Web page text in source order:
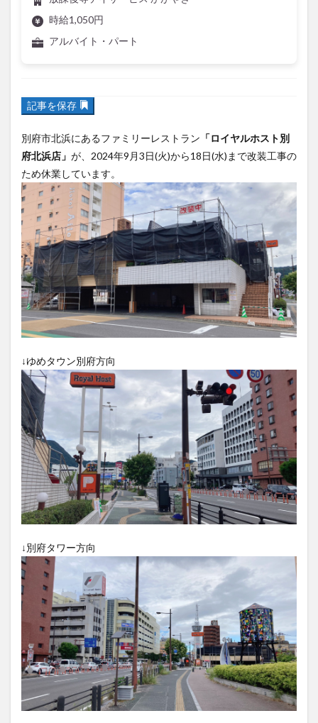
時給1,050円
アルバイト・パート
別府市北浜にあるファミリーレストラン
府北浜店」が、2024年9月3日(火)から18日(水)まで改装工事の
ため休業しています。
↓ゆめタウン別府方向
↓別府タワー方向
「ロイヤルホスト別府北浜店」には、臨時休業のお知らせが
トキハ本店
ハンバーグ
ハーモニーランド
フルーツ
ホーバークラフト
ミヤマキリシマ
ラクテンチ
ラバーダック
リンクスクエア
レトロ
レンタサイクル
中央町
中津市 中華料理 九重町
佐伯市
佐伯市ランチ 佐賀関
体験レポ
保護猫
催事 公園 冬 初詣
別府
別府市
別府観光 古国府 古墳
古物
古着
台湾料理 和菓子
和食
国東市
地獄めぐり 城島高原パーク
壁画
大分グルメ
大分スイーツ
大分三好ヴァイセアドラー
大分市
大分市美術館
大分県
大分県立美術館 大分空港
大分駅
大分駅近く
大神ファーム
大谷翔平選手
姫島村
子ども教室 子ども服
子育て
宇佐市
居酒屋 屋台
平和市民公園能楽堂
庄内町カフェ
府内 投票 挾間町
新幹線
新店
日出 日出町 日田市
昆虫食
津久見市
海開き 温泉 湧水
湯布院
滝
漢方 炭火焼き 焼き菓子
玖珠郡
由布市 由布院 甲子園
石仏
磨崖仏
祝祭の広場 神社 祭り
秋
移転
竹田 竹田市 竹田市ディナー
紅葉
絵本
自動販売機 自転車 臼杵市
舞台
花火 茶碗蒸し 蕎麦
虹
衆議院選挙
複合公共施設 観光
観光スポット